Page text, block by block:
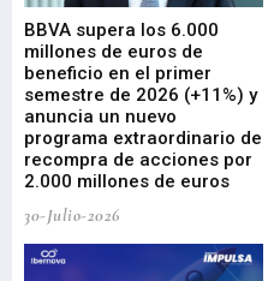
BBVA supera los 6.000
millones de euros de
beneficio en el primer
semestre de 2026 (+11%) y
anuncia un nuevo
programa extraordinario de
recompra de acciones por
2.000 millones de euros
30-Julio-2026